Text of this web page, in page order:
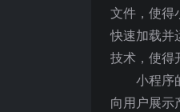
文件，使得
快速加载并
技术，使得
小程序
向用户展示